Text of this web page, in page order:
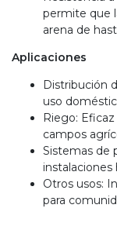
permite que
arena de
Aplicaciones
Distribución
uso
Riego:
campos
Sistemas de
instalaciones
Otros usos:
para